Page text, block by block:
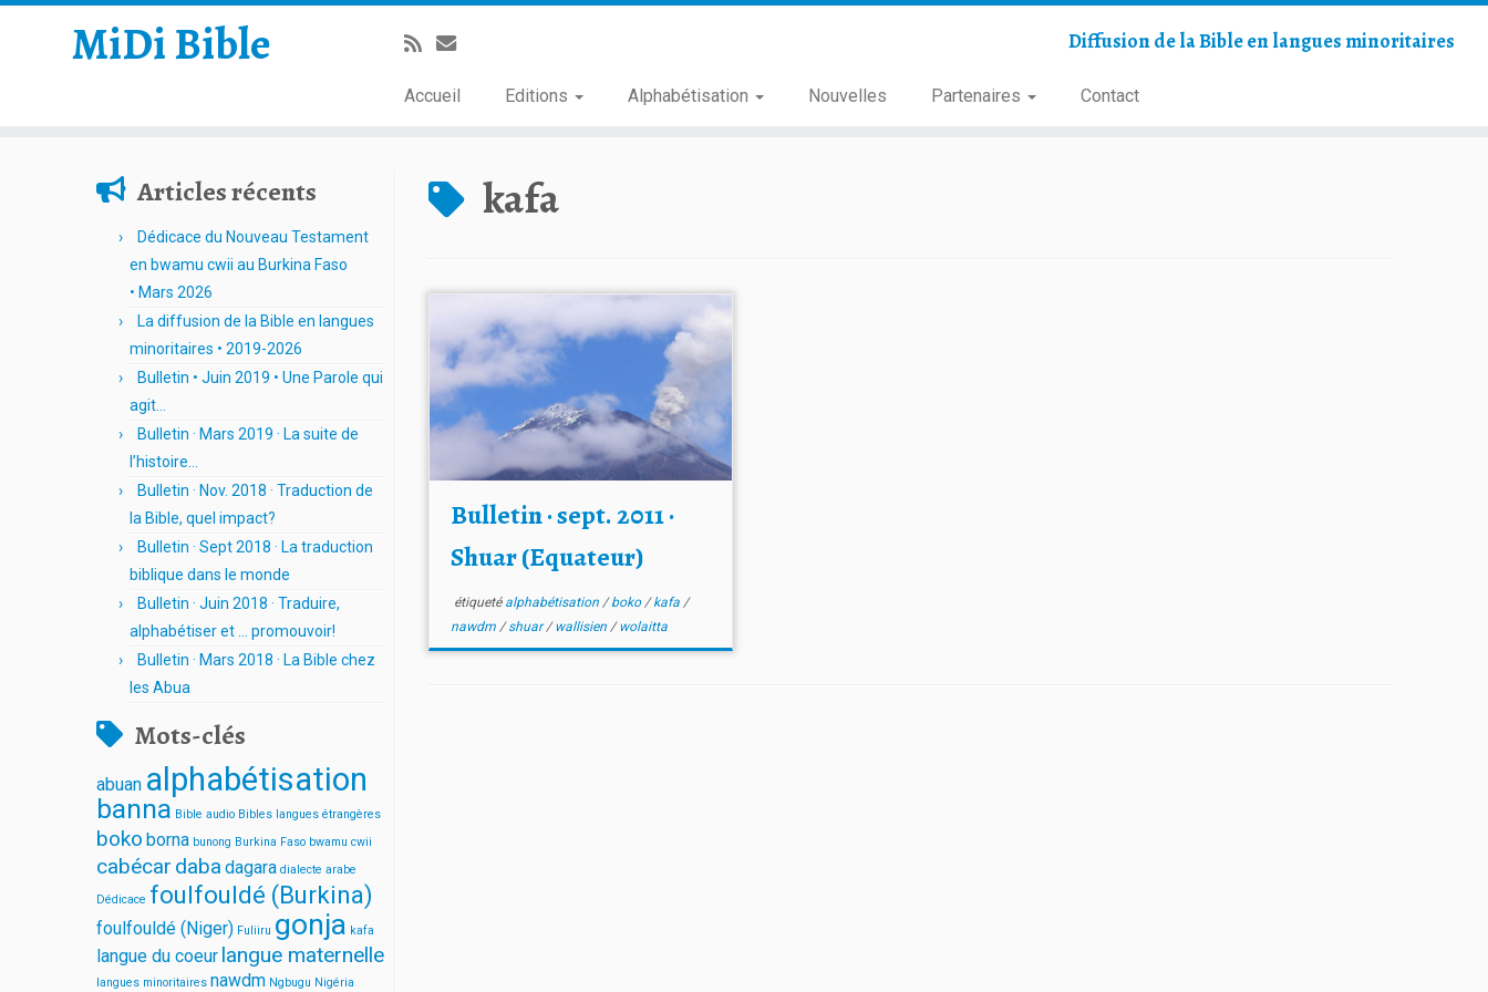
MiDi Bible Diffusion de la Bible en langues minoritaires
Accueil Editions Alphabétisation Nouvelles Partenaires Contact
Articles récents
Dédicace du Nouveau Testament
en bwamu cwii au Burkina Faso
• Mars 2026
La diffusion de la Bible en langues
minoritaires • 2019-2026
Bulletin • Juin 2019 • Une Parole qui
agit…
Bulletin · Mars 2019 · La suite de
l’histoire…
Bulletin · Nov. 2018 · Traduction de
la Bible, quel impact?
Bulletin · Sept 2018 · La traduction
biblique dans le monde
Bulletin · Juin 2018 · Traduire,
alphabétiser et … promouvoir!
Bulletin · Mars 2018 · La Bible chez
les Abua
Mots-clés
abuan alphabétisation
banna Bible audio Bibles langues étrangères
boko borna bunong Burkina Faso bwamu cwii
cabécar daba dagara dialecte arabe
Dédicace foulfouldé (Burkina)
foulfouldé (Niger) Fuliiru gonja kafa
langue du coeur langue maternelle
langues minoritaires nawdm Ngbugu Nigéria
kafa
Bulletin · sept. 2011 ·
Shuar (Equateur)
étiqueté alphabétisation/boko/kafa/
nawdm/shuar/wallisien/wolaitta